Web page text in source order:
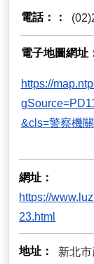
電話：
電子地圖網址
https://
&cls=警察機關
網址
https://
23.html
地址 新北